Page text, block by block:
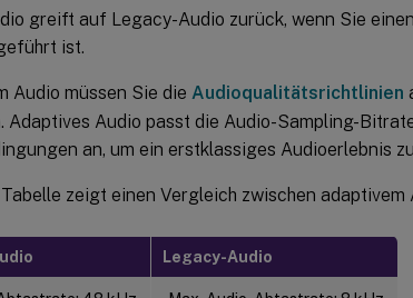
greift auf Legacy-Audio zurück, wenn Sie
ist.
Audio müssen Sie die Audioqualitätsrichtlinien
Adaptives Audio passt die Audio-Sampling-
an, um ein erstklassiges Audioerlebnis
zeigt einen Vergleich zwischen adaptivem
Legacy-Audio